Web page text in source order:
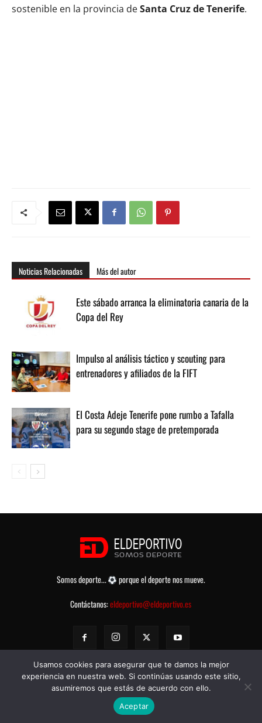
sostenible en la provincia deSanta Cruz de Tenerife.
Noticias Relacionadas Más del autor
Este sábado arranca la eliminatoria canaria de la
Copa del Rey
Impulso al análisis táctico y scouting para
entrenadores y afiliados de la FIFT
El Costa Adeje Tenerife pone rumbo a Tafalla
para su segundo stage de pretemporada
Somos deporte...
porque el deporte nos mueve.
Contáctanos:eldeportivo@eldeportivo.es
© eldeportivo.es 2008 - 2025 Todos los Derechos Reservados -
de Privacidad-Aviso legal
Usamos cookies para asegurar que te damos la mejor
experiencia en nuestra web. Si continúas usando este sitio,
asumiremos que estás de acuerdo con ello.
Aceptar